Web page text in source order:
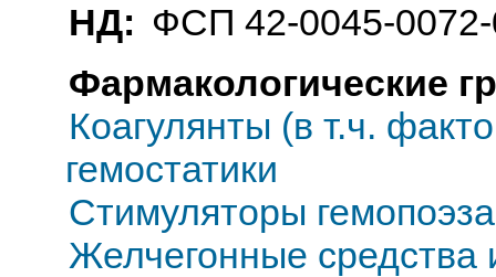
НД: ФСП 42-0045-
Фармакологические
Коагулянты (в т.ч.
гемостатики
Стимуляторы гемопоэза
Желчегонные средства